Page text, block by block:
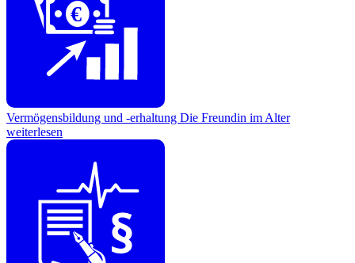
€
Vermögensbildung und -erhaltung Die Freundin im Alter
weiterlesen